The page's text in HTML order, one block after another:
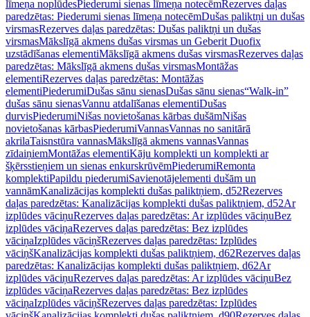
līmeņa noplūdesPiederumi sienas līmeņa notecēmRezerves daļas
paredzētas: Piederumi sienas līmeņa notecēmDušas paliktņi un dušas
virsmasRezerves daļas paredzētas: Dušas paliktņi un dušas
virsmasMākslīgā akmens dušas virsmas un Geberit Duofix
uzstādīšanas elementiMākslīgā akmens dušas virsmasRezerves daļas
paredzētas: Mākslīgā akmens dušas virsmasMontāžas
elementiRezerves daļas paredzētas: Montāžas
elementiPiederumiDušas sānu sienasDušas sānu sienas“Walk-in”
dušas sānu sienasVannu atdalīšanas elementiDušas
durvisPiederumiNišas novietošanas kārbas dušāmNišas
novietošanas kārbasPiederumiVannasVannas no sanitārā
akrilaTaisnstūra vannasMākslīgā akmens vannasVannas
zīdaiņiemMontāžas elementiKāju komplekti un komplekti ar
šķērsstieņiem un sienas enkurskrūvēmPiederumiRemonta
komplektiPapildu piederumiSavienotājelementi dušām un
vannāmKanalizācijas komplekti dušas paliktņiem, d52Rezerves
daļas paredzētas: Kanalizācijas komplekti dušas paliktņiem, d52Ar
izplūdes vāciņuRezerves daļas paredzētas: Ar izplūdes vāciņuBez
izplūdes vāciņaRezerves daļas paredzētas: Bez izplūdes
vāciņaIzplūdes vāciņšRezerves daļas paredzētas: Izplūdes
vāciņšKanalizācijas komplekti dušas paliktņiem, d62Rezerves daļas
paredzētas: Kanalizācijas komplekti dušas paliktņiem, d62Ar
izplūdes vāciņuRezerves daļas paredzētas: Ar izplūdes vāciņuBez
izplūdes vāciņaRezerves daļas paredzētas: Bez izplūdes
vāciņaIzplūdes vāciņšRezerves daļas paredzētas: Izplūdes